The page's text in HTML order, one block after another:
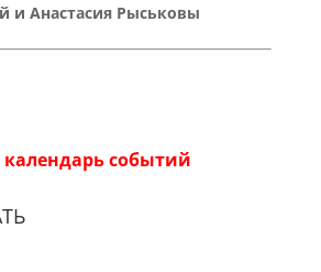
и Анастасия Рыськовы
календарь событий